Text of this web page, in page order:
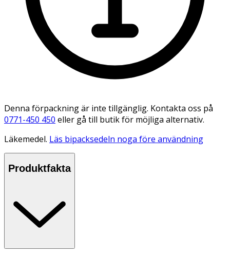
Denna förpackning är inte tillgänglig. Kontakta oss på
0771-450 450 eller gå till butik för möjliga alternativ.
Läkemedel. Läs bipacksedeln noga före användning
Produktfakta